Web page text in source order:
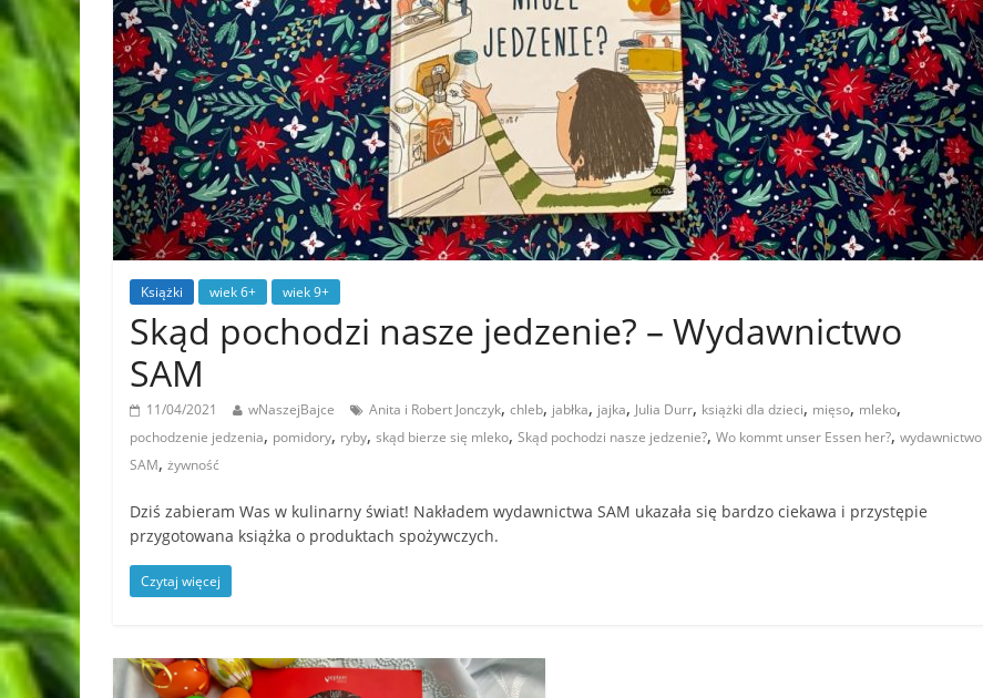
Książki wiek 6+ wiek 9+
Skąd pochodzi nasze jedzenie? – Wydawnictwo
SAM
11/04/2021 wNaszejBajce Anita i Robert Jonczyk, chleb, jabłka, jajka, Julia Durr, książki dla dzieci, mięso, mleko,
pochodzenie jedzenia, pomidory, ryby, skąd bierze się mleko, Skąd pochodzi nasze jedzenie?, Wo kommt unser Essen her?, wydawnictwo
SAM, żywność
Dziś zabieram Was w kulinarny świat! Nakładem wydawnictwa SAM ukazała się bardzo ciekawa i przystępie
przygotowana książka o produktach spożywczych.
Czytaj więcej